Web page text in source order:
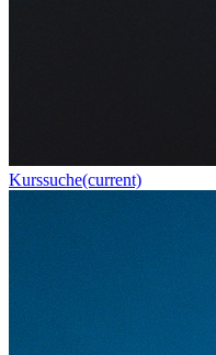
Kurssuche(current)